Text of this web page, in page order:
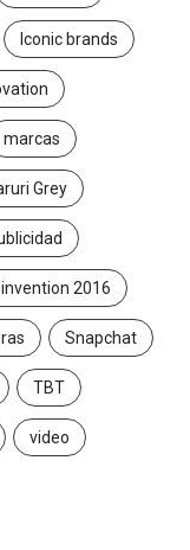
Iconic brands
marcas
Grey
2016
Snapchat
TBT
video